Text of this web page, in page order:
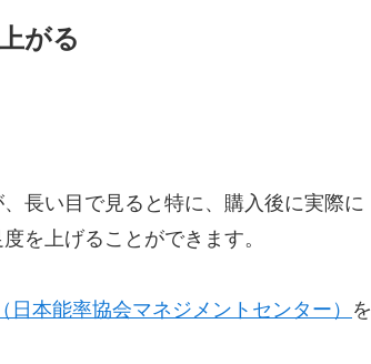
がる
長い目で見ると特に、購入後に実際に
を上げることができます。
本能率協会マネジメントセンター） を